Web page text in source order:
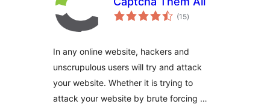
(15total
aprecieri
)
In any online website, hackers and
unscrupulous users will try and attack
your website. Whether it is trying to
attack your website by brute forcing …